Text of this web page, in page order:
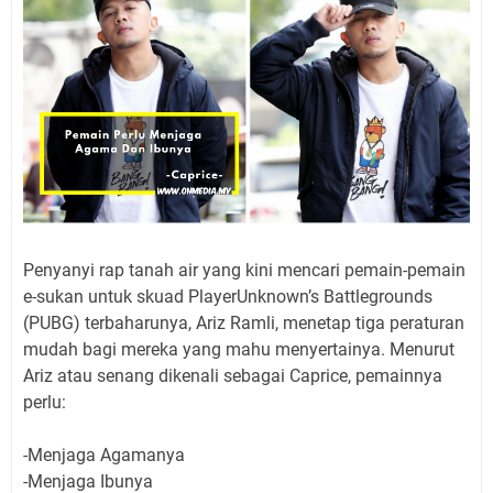
Penyanyi rap tanah air yang kini mencari pemain-pemain
e-sukan untuk skuad PlayerUnknown’s Battlegrounds
(PUBG) terbaharunya, Ariz Ramli, menetap tiga peraturan
mudah bagi mereka yang mahu menyertainya. Menurut
Ariz atau senang dikenali sebagai Caprice, pemainnya
perlu:
-Menjaga Agamanya
-Menjaga Ibunya